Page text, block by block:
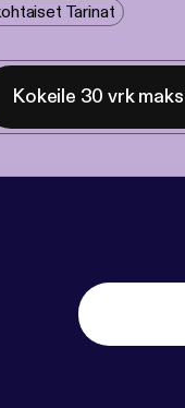
Tarinat
Kokeile 30 vrk